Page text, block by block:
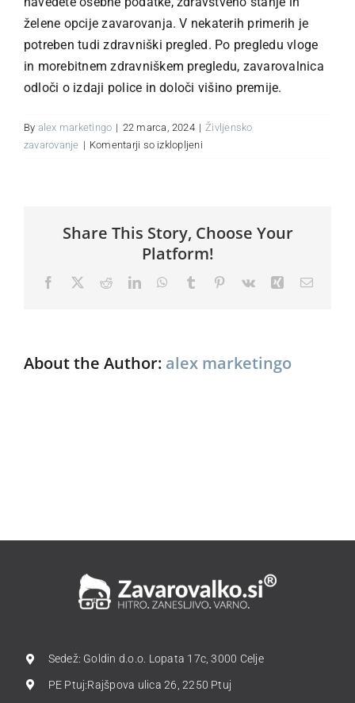
O nas
MOJ PORTAL
želene opcije zavarovanja. V nekaterih primerih je
potreben tudi zdravniški pregled. Po pregledu vloge
in morebitnem zdravniškem pregledu, zavarovalnica
odloči o izdaji police in določi višino premije.
By alex marketingo | 22 marca, 2024 | Življensko
zavarovanje | Komentarji so izklopljeniza
življenjskega
zavarovanja?
Share This Story, Choose Your
Platform!
Facebook RedditLinkedInWhatsApp
Tumblr Pinterest
Vk Xing Email
About the Author: alex marketingo
Sedež: Goldin d.o.o. Lopata 17c, 3000 Celje
PE Ptuj:Rajšpova ulica 26, 2250 Ptuj